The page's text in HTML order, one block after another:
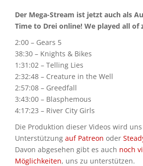
Der Mega-Stream ist jetzt auch als
Time to Drei online! We played all of
2:00 – Gears 5
38:30 – Knights & Bikes
1:31:02 – Telling Lies
2:32:48 – Creature in the Well
2:57:08 – Greedfall
3:43:00 – Blasphemous
4:17:23 – River City Girls
Die Produktion dieser Videos wird
Unterstützung auf Patreon oder
Davon abgesehen gibt es auch noch
Möglichkeiten, uns zu unterstützen.